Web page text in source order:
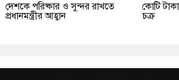
দেশকে পরিষ্কার ও সুন্দর রাখতে
প্রধানমন্ত্রীর আহ্বান
কোটি
চক্র